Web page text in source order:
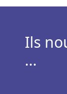
Ils
...